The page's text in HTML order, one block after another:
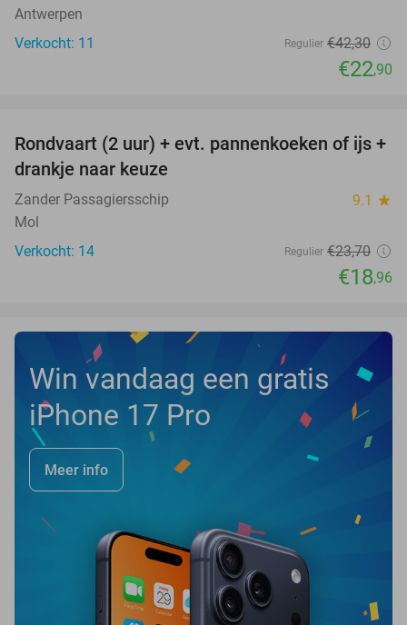
Antwerpen
Verkocht: 11
Regulier €42,30
€22,90
20%
TODAY
Rondvaart (2 uur) + evt. pannenkoeken of ijs +
drankje naar keuze
Zander Passagiersschip 9.1 star
Mol
Verkocht: 14
Regulier €23,70
€18,96
Win vandaag een gratis
iPhone 17 Pro
Meer info